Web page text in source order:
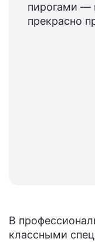
пирогами —
прекрасно
В
классными